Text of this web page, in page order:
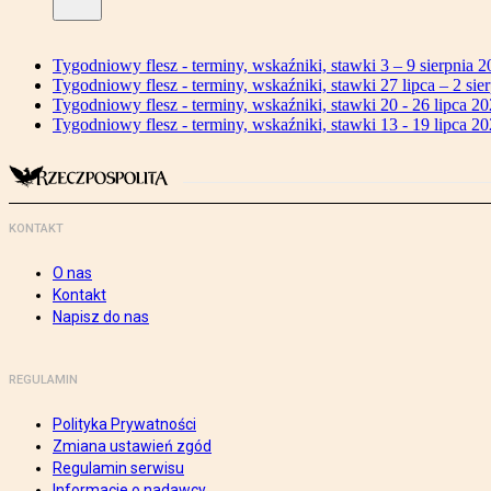
Tygodniowy flesz - terminy, wskaźniki, stawki 3 – 9 sierpnia
Tygodniowy flesz - terminy, wskaźniki, stawki 27 lipca – 2
Tygodniowy flesz - terminy, wskaźniki, stawki 20 - 26 lipca
Tygodniowy flesz - terminy, wskaźniki, stawki 13 - 19 lipca
KONTAKT
O nas
Kontakt
Napisz do nas
REGULAMIN
Polityka Prywatności
Zmiana ustawień zgód
Regulamin serwisu